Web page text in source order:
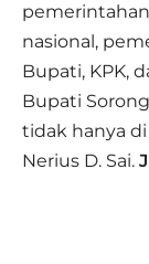
nasional,
Bupati, KPK,
Bupati
tidak hanya di
Nerius D. Sai.